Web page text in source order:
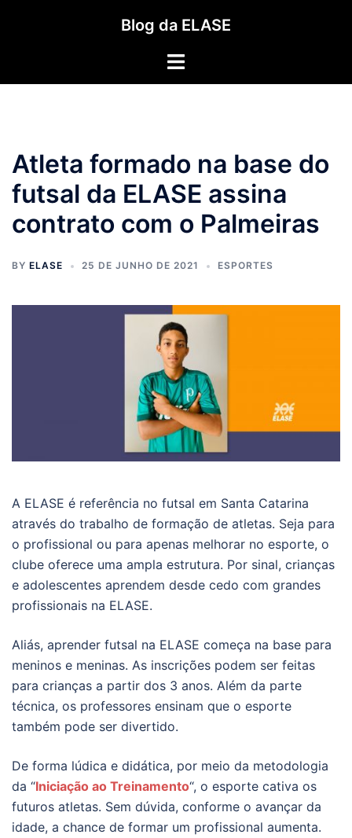
Blog da ELASE
Toggle
Atleta formado na base do
futsal da ELASE assina
contrato com o Palmeiras
BY ELASE 25 DE JUNHO DE 2021 ESPORTES
A ELASE é referência no futsal em Santa Catarina
através do trabalho de formação de atletas. Seja para
o profissional ou para apenas melhorar no esporte, o
clube oferece uma ampla estrutura. Por sinal, crianças
e adolescentes aprendem desde cedo com grandes
profissionais na ELASE.
Aliás, aprender futsal na ELASE começa na base para
meninos e meninas. As inscrições podem ser feitas
para crianças a partir dos 3 anos. Além da parte
técnica, os professores ensinam que o esporte
também pode ser divertido.
De forma lúdica e didática, por meio da metodologia
da “Iniciação ao Treinamento“, o esporte cativa os
futuros atletas. Sem dúvida, conforme o avançar da
idade, a chance de formar um profissional aumenta.